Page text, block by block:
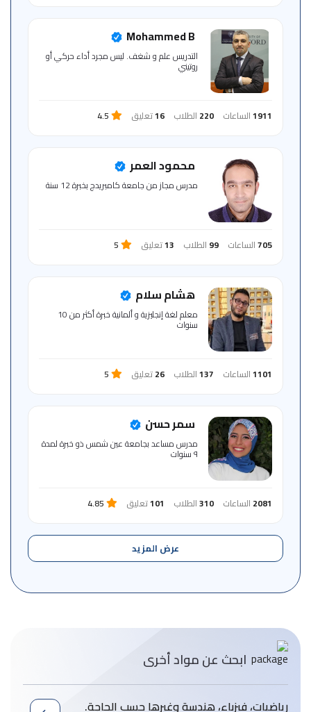
Mohammed B
التدريس علم و شغف. ليس مجرد أداء حركي أو
روتيني
1911الساعات 220 الطلاب 16تعليق 4.5
محمود العمر
مدرس مجاز من جامعة كامبريدج بخبرة 12 سنة
705الساعات 99 الطلاب 13تعليق 5
هشام سلام
معلم لغة إنجليزية و ألمانية خبرة أكثر من 10
سنوات‏
1101الساعات 137الطلاب 26تعليق 5
سمر حسن
مدرس مساعد بجامعة عين شمس ذو خبرة لمدة
٩ سنوات
2081 الساعات 310الطلاب 101تعليق 4.85
عرض المزيد
ابحث عن مواد أخرى
رياضيات، فيزباء، هندسة وغيرها حسب الحاجة.